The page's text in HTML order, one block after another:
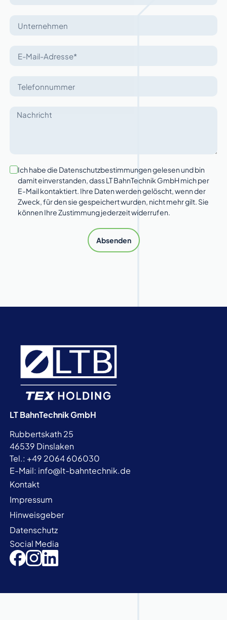
Ich habe die Datenschutzbestimmungen gelesen und bin
damit einverstanden, dass LT BahnTechnik GmbH mich per
E-Mail kontaktiert. Ihre Daten werden gelöscht, wenn der
Zweck, für den sie gespeichert wurden, nicht mehr gilt. Sie
können Ihre Zustimmung jederzeit widerrufen.
Absenden
LT BahnTechnik GmbH
Rubbertskath 25
46539 Dinslaken
Tel.: +49 2064 606030
E-Mail: info@lt-bahntechnik.de
Kontakt
Impressum
Hinweisgeber
Datenschutz
Social Media